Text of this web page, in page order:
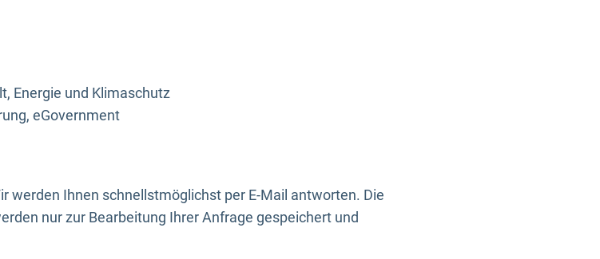
Energie und Klimaschutz
eGovernment
werden Ihnen schnellstmöglichst per E-Mail antworten. Die
nur zur Bearbeitung Ihrer Anfrage gespeichert und